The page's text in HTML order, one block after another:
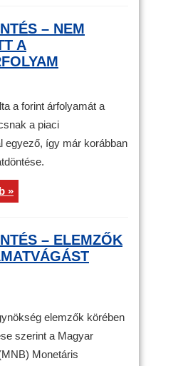
– NEM
A
a forint árfolyamát a
a piaci
egyező, így már korábban
»
– ELEMZŐK
elemzők körében
szerint a Magyar
Monetáris